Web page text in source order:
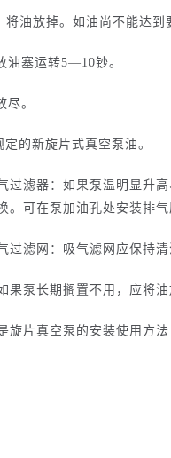
将油放掉。如油尚不能达到
油塞运转5—10钞。
尽。
的新旋片式真空泵油。
过滤器： 如果泵温明显升
。可在泵加油孔处安装排
过滤网： 吸气滤网应保持清
果泵长期搁置不用，应将
旋片真空泵的安装使用方